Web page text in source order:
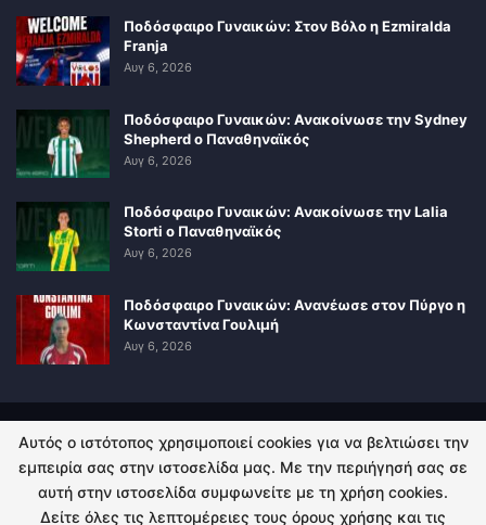
Ποδόσφαιρο Γυναικών: Στον Βόλο η Ezmiralda
Franja
Αυγ 6, 2026
Ποδόσφαιρο Γυναικών: Ανακοίνωσε την Sydney
Shepherd ο Παναθηναϊκός
Αυγ 6, 2026
Ποδόσφαιρο Γυναικών: Ανακοίνωσε την Lalia
Storti ο Παναθηναϊκός
Αυγ 6, 2026
Ποδόσφαιρο Γυναικών: Ανανέωσε στον Πύργο η
Κωνσταντίνα Γουλιμή
Αυγ 6, 2026
ΠΟΛΙΤΙΚΗ ΑΠΟΡΡΗΤΟΥ ΕΠΙΚΟΙΝΩΝΙΑ
© 2026 - Kingsport.gr. All Rights Reserved.
Αυτός ο ιστότοπος χρησιμοποιεί cookies για να βελτιώσει την
εμπειρία σας στην ιστοσελίδα μας. Με την περιήγησή σας σε
αυτή στην ιστοσελίδα συμφωνείτε με τη χρήση cookies.
Δείτε όλες τις λεπτομέρειες τους όρους χρήσης και τις